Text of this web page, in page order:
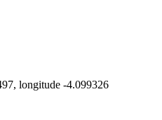
longitude -4.099326